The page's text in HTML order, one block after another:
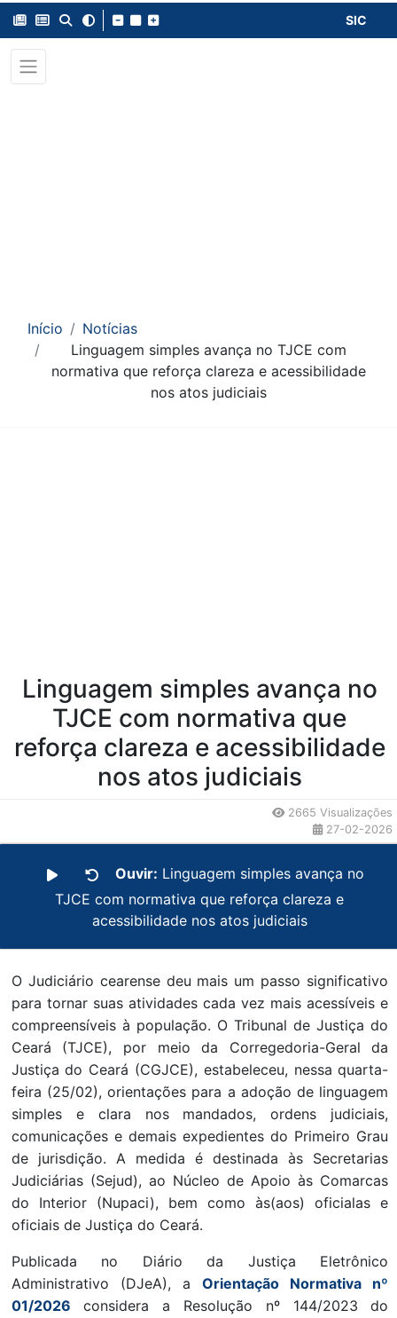
SIC
Início
Notícias
Linguagem simples avança no TJCE com
normativa que reforça clareza e acessibilidade
nos atos judiciais
Linguagem simples avança no
TJCE com normativa que
reforça clareza e acessibilidade
nos atos judiciais
2665 Visualizações
27-02-2026
Ouvir: Linguagem simples avança no
TJCE com normativa que reforça clareza e
acessibilidade nos atos judiciais
O Judiciário cearense deu mais um passo significativo
para tornar suas atividades cada vez mais acessíveis e
compreensíveis à população. O Tribunal de Justiça do
Ceará (TJCE), por meio da Corregedoria-Geral da
Justiça do Ceará (CGJCE), estabeleceu, nessa quarta-
feira (25/02), orientações para a adoção de linguagem
simples e clara nos mandados, ordens judiciais,
comunicações e demais expedientes do Primeiro Grau
de jurisdição. A medida é destinada às Secretarias
Judiciárias (Sejud), ao Núcleo de Apoio às Comarcas
do Interior (Nupaci), bem como às(aos) oficialas e
oficiais de Justiça do Ceará.
Publicada no Diário da Justiça Eletrônico
Administrativo (DJeA), aOrientação Normativa nº
01/2026 considera a Resolução nº 144/2023 do